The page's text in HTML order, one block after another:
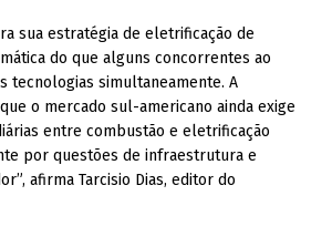
sua estratégia de eletrificação de
do que alguns concorrentes ao
tecnologias simultaneamente. A
o mercado sul-americano ainda exige
entre combustão e eletrificação
por questões de infraestrutura e
afirma Tarcisio Dias, editor do